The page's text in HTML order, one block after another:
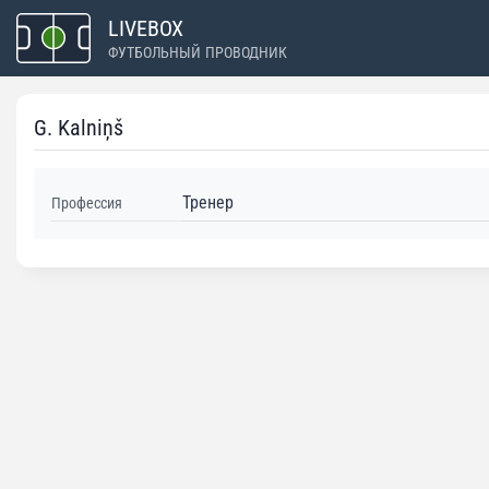
Перейти
содержимому
LIVEBOX
ФУТБОЛЬНЫЙ ПРОВОДНИК
G. Kalniņš
Профессия Тренер